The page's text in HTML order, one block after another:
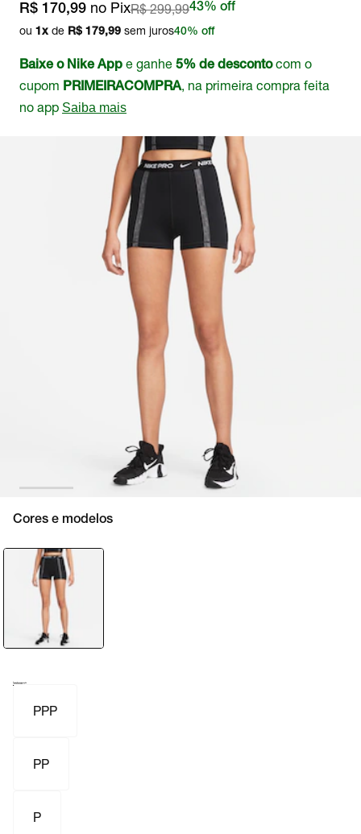
R$ 170,99 no PixR$ 299,9943% off
ou 1x de R$ 179,99 sem juros40% off
Baixe o Nike App e ganhe 5% de descontocom o
cupom PRIMEIRACOMPRA, na primeira compra feita
no app Saiba mais
Cores e modelos
PPP
PP
P